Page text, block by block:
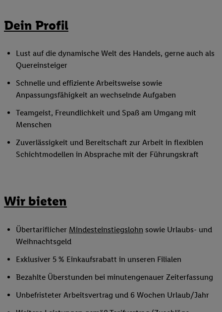
Dein Profil
Lust auf die dynamische Welt des Handels, gerne auch als
Quereinsteiger
Schnelle und effiziente Arbeitsweise sowie
Anpassungsfähigkeit an wechselnde Aufgaben
Teamgeist, Freundlichkeit und Spaß am Umgang mit
Menschen
Zuverlässigkeit und Bereitschaft zur Arbeit in flexiblen
Schichtmodellen in Absprache mit der Führungskraft
Wir bieten
Übertariflicher Mindesteinstiegslohn sowie Urlaubs- und
Weihnachtsgeld
Exklusiver 5 % Einkaufsrabatt in unseren Filialen
Bezahlte Überstunden bei minutengenauer Zeiterfassung
Unbefristeter Arbeitsvertrag und 6 Wochen Urlaub/Jahr